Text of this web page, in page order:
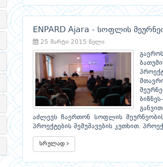
ENPARD Ajara - სოფლის
25 მარტი 2015 წელი
აძლევს ჩაერთონ სოფლის მეურნეობის
პროექტების შემუშავების კუთხით.
სრულად